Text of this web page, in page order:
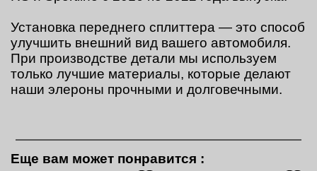
Установка переднего сплиттера — это способ
улучшить внешний вид вашего автомобиля.
При производстве детали мы используем
только лучшие материалы, которые делают
наши элероны прочными и долговечными.
Еще вам может понравится :